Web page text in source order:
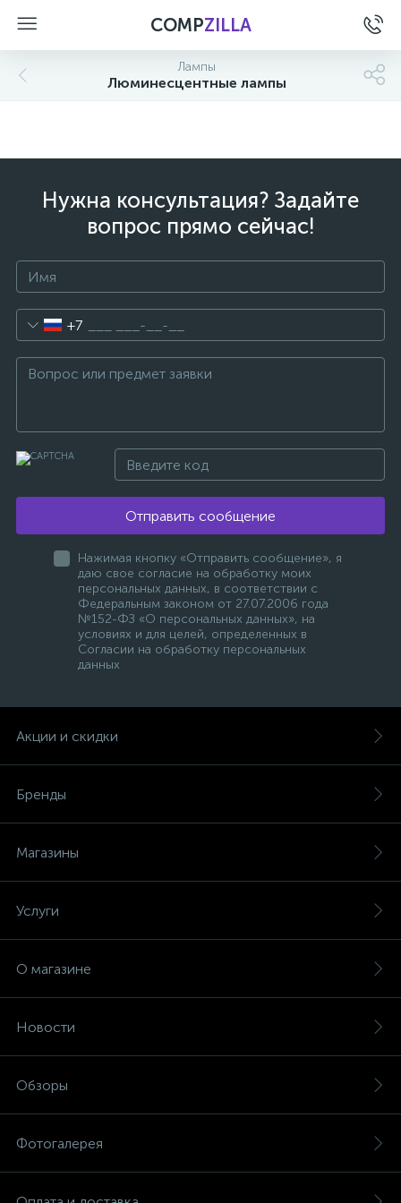
COMPZILLA
Лампы
Люминесцентные лампы
Нужна консультация? Задайте
вопрос прямо сейчас!
+7
Отправить сообщение
Нажимая кнопку «Отправить сообщение», я
даю свое согласие на обработку моих
персональных данных, в соответствии с
Федеральным законом от 27.07.2006 года
№152-ФЗ «О персональных данных», на
условиях и для целей, определенных в
Согласии на обработку персональных
данных
Акции и скидки
Бренды
Магазины
Услуги
О магазине
Новости
Обзоры
Фотогалерея